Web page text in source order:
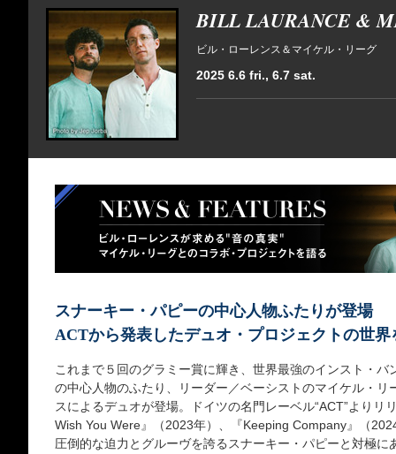
BILL LAURANCE &
ビル・ローレンス＆マイケル・リーグ
2025 6.6 fri., 6.7 sat.
スナーキー・パピーの中心人物ふたりが登場
ACTから発表したデュオ・プロジェクトの世界
これまで５回のグラミー賞に輝き、世界最強のインスト・
の中心人物のふたり、リーダー／ベーシストのマイケル・
スによるデュオが登場。ドイツの名門レーベル“ACT”よりリ
Wish You Were』（2023年）、『Keeping Company』（
圧倒的な迫力とグルーヴを誇るスナーキー・パピーと対極